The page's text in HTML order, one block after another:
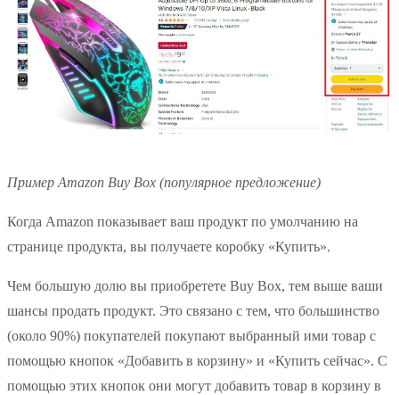
Пример Amazon Buy Box (популярное предложение)
Когда Amazon показывает ваш продукт по умолчанию на
странице продукта, вы получаете коробку «Купить».
Чем большую долю вы приобретете Buy Box, тем выше ваши
шансы продать продукт. Это связано с тем, что большинство
(около 90%) покупателей покупают выбранный ими товар с
помощью кнопок «Добавить в корзину» и «Купить сейчас». С
помощью этих кнопок они могут добавить товар в корзину в